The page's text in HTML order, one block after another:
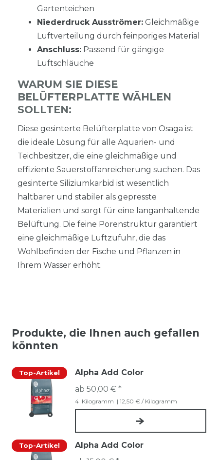
Gartenteichen
Niederdruck Ausströmer: Gleichmäßige
Luftverteilung durch feinporiges Material
Anschluss: Passend für gängige
Luftschläuche
WARUM SIE DIESE
BELÜFTERPLATTE WÄHLEN
SOLLTEN:
Diese gesinterte Belüfterplatte von Osaga ist
die ideale Lösung für alle Aquarien- und
Teichbesitzer, die eine gleichmäßige und
effiziente Sauerstoffanreicherung suchen. Das
gesinterte Siliziumkarbid ist wesentlich
haltbarer und stabiler als gepresste
Materialien und sorgt für eine langanhaltende
Belüftung. Die feine Porenstruktur garantiert
eine gleichmäßige Luftzufuhr, die das
Wohlbefinden der Fische und Pflanzen in
Ihrem Wasser erhöht.
Produkte, die Ihnen auch gefallen
könnten
Top-Artikel
Alpha Add Color
ab 50,00 € *
4 Kilogramm | 12,50 € / Kilogramm
Top-Artikel
Alpha Add Color